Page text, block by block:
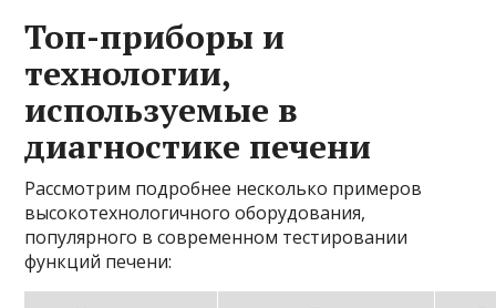
Топ-приборы и
технологии,
используемые в
диагностике печени
Рассмотрим подробнее несколько примеров
высокотехнологичного оборудования,
популярного в современном тестировании
функций печени: